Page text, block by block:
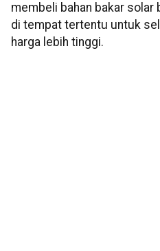
membeli bahan bakar solar
di tempat tertentu untuk
harga lebih tinggi.